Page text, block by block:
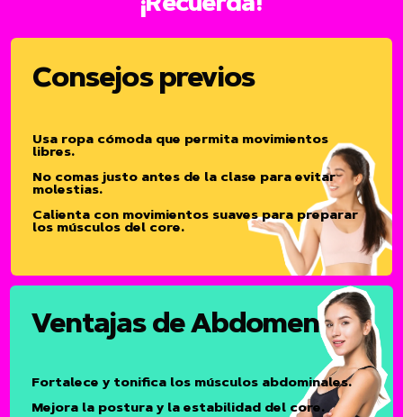
¡Recuerda!
Consejos previos
Usa ropa cómoda que permita movimientos
libres.
No comas justo antes de la clase para evitar
molestias.
Calienta con movimientos suaves para preparar
los músculos del core.
Ventajas de Abdomen
Fortalece y tonifica los músculos abdominales.
Mejora la postura y la estabilidad del core.